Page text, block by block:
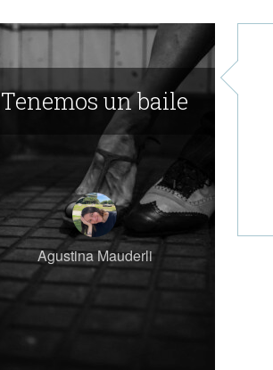
Tenemos un baile
Agustina Mauderli